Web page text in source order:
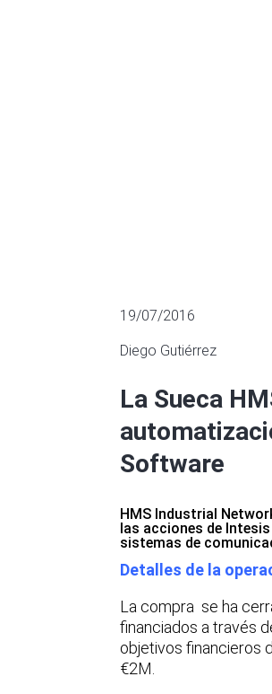
19/07/2016
Diego Gutiérrez
La Sueca
Software
HMS Industrial
las acciones de
sistemas de
Detalles de la
La compra se ha
financiados a través
objetivos financieros
€2M.